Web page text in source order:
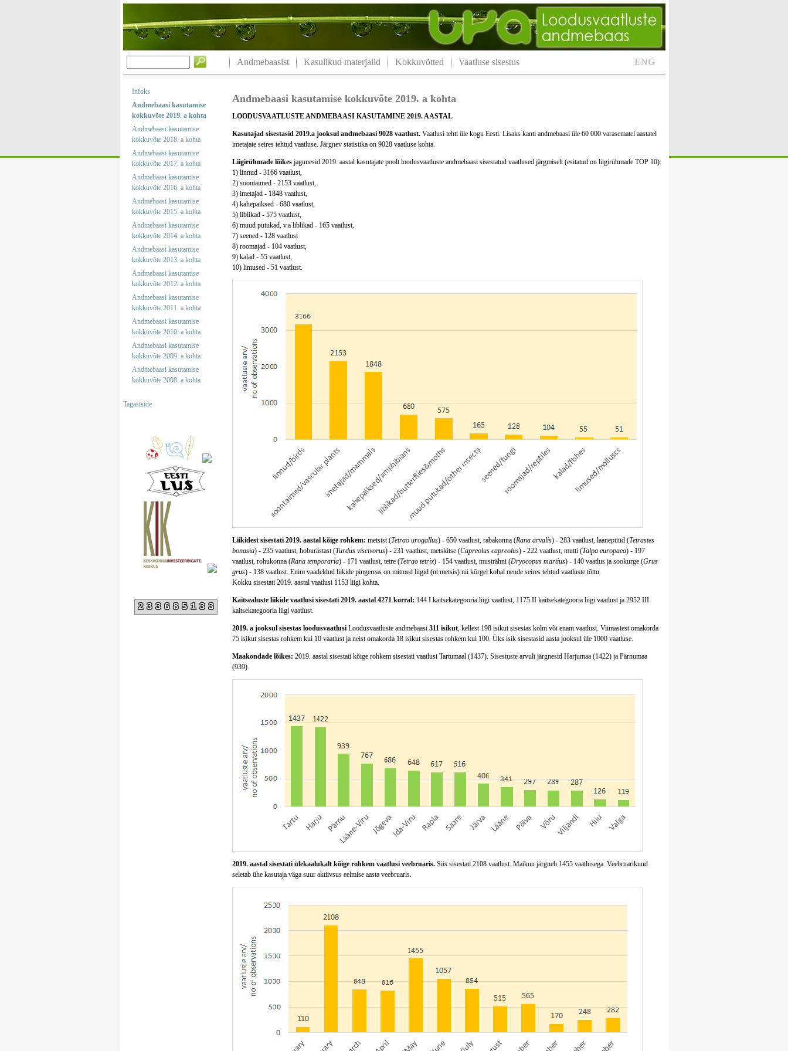
ENG
Andmebaasist Kasulikud materjalid Kokkuvõtted Vaatluse sisestus
Infoks
Andmebaasi kasutamise
kokkuvõte 2019. a kohta
Andmebaasi kasutamise
kokkuvõte 2018. a kohta
Andmebaasi kasutamise
kokkuvõte 2017. a kohta
Andmebaasi kasutamise
kokkuvõte 2016. a kohta
Andmebaasi kasutamise
kokkuvõte 2015. a kohta
Andmebaasi kasutamise
kokkuvõte 2014. a kohta
Andmebaasi kasutamise
kokkuvõte 2013. a kohta
Andmebaasi kasutamise
kokkuvõte 2012. a kohta
Andmebaasi kasutamise
kokkuvõte 2011. a kohta
Andmebaasi kasutamise
kokkuvõte 2010. a kohta
Andmebaasi kasutamise
kokkuvõte 2009. a kohta
Andmebaasi kasutamise
kokkuvõte 2008. a kohta
Tagasiside
233685133
Andmebaasi kasutamise kokkuvõte 2019. a kohta
LOODUSVAATLUSTE ANDMEBAASI KASUTAMINE 2019. AASTAL
Kasutajad sisestasid 2019.a jooksul andmebaasi 9028 vaatlust.Vaatlusi tehti üle kogu Eesti. Lisaks kanti andmebaasi üle 60 000 varasematel aastatel
imetajate seires tehtud vaatluse. Järgnev statistika on 9028 vaatluse kohta.
Liigirühmade lõikesjagunesid 2019. aastal kasutajate poolt loodusvaatluste andmebaasi sisestatud vaatlused järgmiselt (esitatud on liigirühmade TOP 10):
1) linnud - 3166 vaatlust,
2) soontaimed - 2153 vaatlust,
3) imetajad - 1848 vaatlust,
4) kahepaiksed - 680 vaatlust,
5) liblikad - 575 vaatlust,
6) muud putukad, v.a liblikad - 165 vaatlust,
7) seened - 128 vaatlust
8) roomajad - 104 vaatlust,
9) kalad - 55 vaatlust,
10) limused - 51 vaatlust.
Liikidest sisestati 2019. aastal kõige rohkem: metsist (Tetrao urogallus) - 650 vaatlust, rabakonna (Rana arvalis) - 283 vaatlust, laanepüüd (Tetrastes
bonasia) - 235 vaatlust, hoburästast (Turdus viscivorus) - 231 vaatlust, metskitse (Capreolus capreolus) - 222 vaatlust, mutti (Talpa europaea) - 197
vaatlust, rohukonna (Rana temporaria) - 171 vaatlust, tetre (Tetrao tetrix) - 154 vaatlust, musträhni (Dryocopus martius) - 140 vaatlus ja sookurge (Grus
grus) - 138 vaatlust. Enim vaadeldud liikide pingereas on mitmed liigid (nt metsis) nii kõrgel kohal nende seires tehtud vaatluste tõttu.
Kokku sisestati 2019. aastal vaatlusi 1153 liigi kohta.
Kaitsealuste liikide vaatlusi sisestati 2019. aastal 4271 korral: 144 I kaitsekategooria liigi vaatlust, 1175 II kaitsekategooria liigi vaatlust ja 2952 III
kaitsekategooria liigi vaatlust.
2019. a jooksul sisestas loodusvaatlusiLoodusvaatluste andmebaasi 311 isikut, kellest 198 isikut sisestas kolm või enam vaatlust. Viimastest omakorda
75 isikut sisestas rohkem kui 10 vaatlust ja neist omakorda 18 isikut sisestas rohkem kui 100. Üks isik sisestasid aasta jooksul üle 1000 vaatluse.
Maakondade lõikes: 2019. aastal sisestati kõige rohkem sisestati vaatlusi Tartumaal (1437). Sisestuste arvult järgnesid Harjumaa (1422) ja Pärnumaa
(939).
2019. aastal sisestati ülekaalukalt kõige rohkem vaatlusi veebruaris.Siis sisestati 2108 vaatlust. Maikuu järgneb 1455 vaatlusega. Veebruarikuud
seletab ühe kasutaja väga suur aktiivsus eelmise aasta veebruaris.